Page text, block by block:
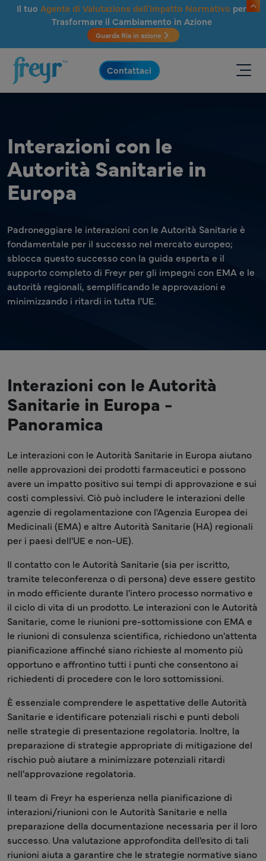
Salta al contenuto principale
Il tuo Agente di Valutazione dell'Impatto Normativo per
Trasformare il Cambiamento in Azione
Guarda Ria in azione
.
Contattaci
Interazioni con le
Autorità Sanitarie in
Europa
Padroneggiare le interazioni con le Autorità Sanitarie è
fondamentale per il successo nel mercato europeo;
sblocca questo successo con la guida esperta e il
supporto completo di Freyr per gli impegni con EMA e le
autorità regionali, semplificando le approvazioni e
minimizzando i ritardi in tutta l'UE.
Interazioni con le Autorità
Sanitarie in Europa -
Panoramica
Le interazioni con le Autorità Sanitarie in Europa aiutano
nelle approvazioni dei prodotti farmaceutici e possono
avere un impatto positivo sui tempi di approvazione e sui
costi complessivi. Ciò può includere le interazioni delle
agenzie di regolamentazione con l'Agenzia Europea dei
Medicinali (EMA) e altre Autorità Sanitarie (HA) regionali
per i paesi dell'UE e non-UE).
Il contatto con le Autorità Sanitarie (sia per iscritto,
tramite teleconferenza o di persona) deve essere gestito
in modo efficiente durante l'intero processo normativo e
il ciclo di vita di un prodotto. Le interazioni con le Autorità
Sanitarie, come le riunioni pre-sottomissione con EMA e
le riunioni di consulenza scientifica, richiedono un'attenta
pianificazione affinché siano richieste al momento più
opportuno e affrontino tutti i punti che consentono ai
richiedenti di procedere con le loro sottomissioni.
È essenziale comprendere le aspettative delle Autorità
Sanitarie e identificare potenziali rischi e punti deboli
nelle strategie di presentazione regolatoria. Inoltre, la
preparazione di strategie appropriate di mitigazione del
rischio può aiutare a minimizzare potenziali ritardi
nell'approvazione regolatoria.
Il team di Freyr ha esperienza nella pianificazione di
interazioni/riunioni con le Autorità Sanitarie e nella
preparazione della documentazione necessaria per il loro
successo. Una valutazione approfondita dell'esito di tali
riunioni aiuta a garantire che le strategie normative siano